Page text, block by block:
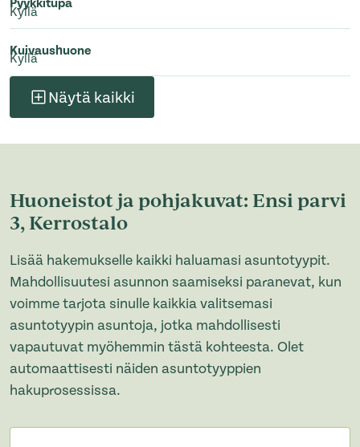
Pyykkitupa
Kyllä
Kuivaushuone
Kyllä
Näytä kaikki
Huoneistot ja pohjakuvat: Ensi parvi
3, Kerrostalo
Lisää hakemukselle kaikki haluamasi asuntotyypit.
Mahdollisuutesi asunnon saamiseksi paranevat, kun
voimme tarjota sinulle kaikkia valitsemasi
asuntotyypin asuntoja, jotka mahdollisesti
vapautuvat myöhemmin tästä kohteesta. Olet
automaattisesti näiden asuntotyyppien
hakuprosessissa.